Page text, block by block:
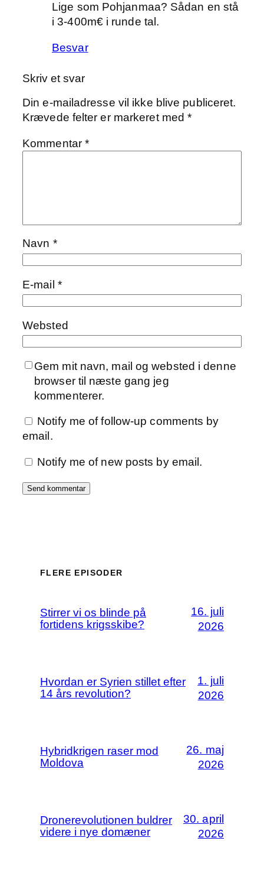
Lige som Pohjanmaa? Sådan en stå
i 3-400m€ i runde tal.
Besvar
Skriv et svar
Din e-mailadresse vil ikke blive publiceret.
Krævede felter er markeret med*
Kommentar *
Navn *
E-mail *
Websted
Gem mit navn, mail og websted i denne
browser til næste gang jeg
kommenterer.
Notify me of follow-up comments by
email.
Notify me of new posts by email.
FLERE EPISODER
Stirrer vi os blinde på
fortidens krigsskibe?
16. juli
2026
Hvordan er Syrien stillet efter
14 års revolution?
1. juli
2026
Hybridkrigen raser mod
Moldova
26. maj
2026
Dronerevolutionen buldrer
videre i nye domæner
30. april
2026